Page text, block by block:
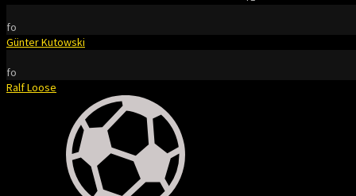
fo
Günter Kutowski
fo
Ralf Loose